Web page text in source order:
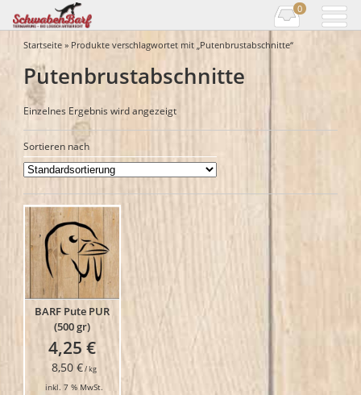
0
Startseite » Produkte verschlagwortet mit „Putenbrustabschnitte“
Putenbrustabschnitte
Einzelnes Ergebnis wird angezeigt
Sortieren nach
BARF Pute PUR
(500 gr)
4,25€
8,50 €/kg
inkl. 7 % MwSt.